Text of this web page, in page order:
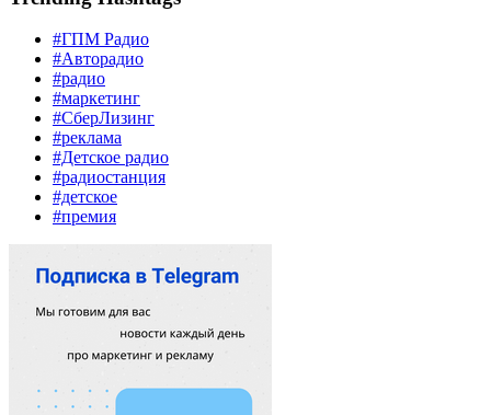
#ГПМ Радио
#Авторадио
#радио
#маркетинг
#СберЛизинг
#реклама
#Детское радио
#радиостанция
#детское
#премия